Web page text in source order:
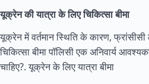
यूक्रेन की यात्रा के लिए चिकित्सा बीमा
यूक्रेन में वर्तमान स्थिति के कारण, फ्रांसीसी
चिकित्सा बीमा पॉलिसी एक अनिवार्य
चाहिए?.यूक्रेन के लिए यात्रा बीमा